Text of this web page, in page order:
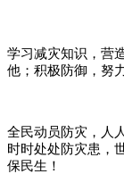
学习减灾知识，营
他；积极防御，努
全民动员防灾，人
时时处处防灾患，
保民生！